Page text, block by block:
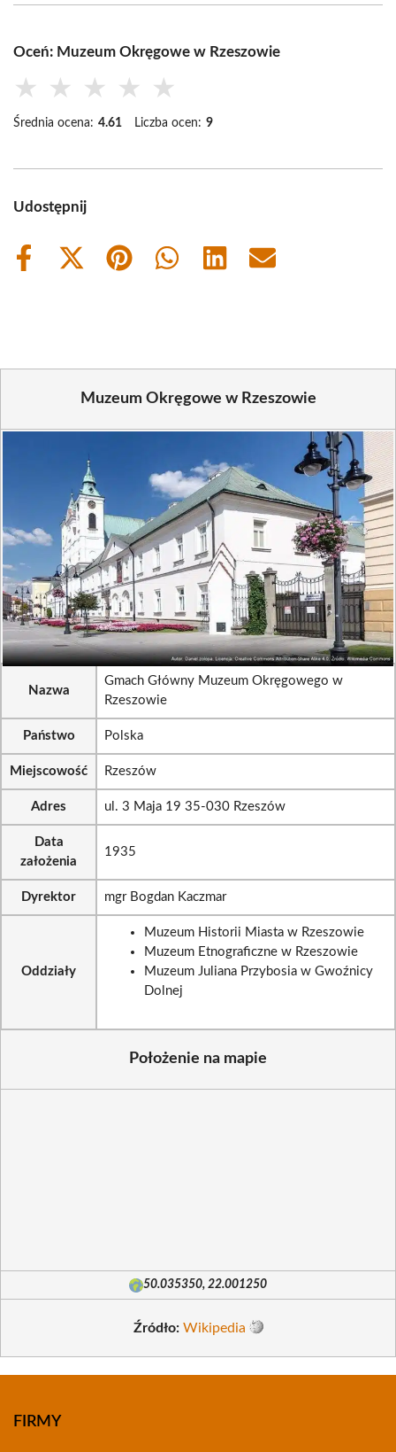
Oceń: Muzeum Okręgowe w Rzeszowie
★ ★ ★ ★ ★
Średnia ocena: 4.61 Liczba ocen: 9
Udostępnij
Share
Share
Share
Share
Share
Share
Muzeum Okręgowe w Rzeszowie
Nazwa
Gmach Główny Muzeum Okręgowego w
Rzeszowie
Państwo Polska
Miejscowość Rzeszów
Adres ul. 3 Maja 19 35-030 Rzeszów
Data
założenia
1935
Dyrektor mgr Bogdan Kaczmar
Oddziały
Muzeum Historii Miasta w Rzeszowie
Muzeum Etnograficzne w Rzeszowie
Muzeum Juliana Przybosia w Gwoźnicy
Dolnej
Położenie na mapie
50.035350, 22.001250
Źródło: Wikipedia
FIRMY